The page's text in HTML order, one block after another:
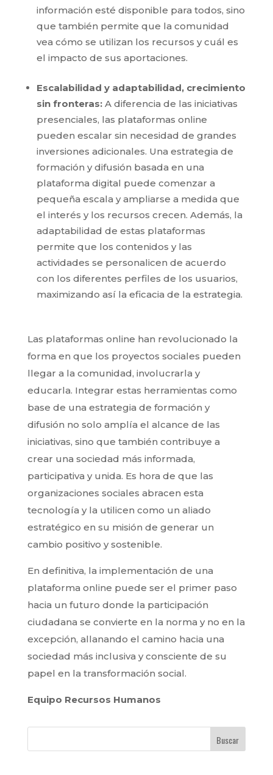
información esté disponible para todos, sino
que también permite que la comunidad
vea cómo se utilizan los recursos y cuál es
el impacto de sus aportaciones.
Escalabilidad y adaptabilidad, crecimiento
sin fronteras: A diferencia de las iniciativas
presenciales, las plataformas online
pueden escalar sin necesidad de grandes
inversiones adicionales. Una estrategia de
formación y difusión basada en una
plataforma digital puede comenzar a
pequeña escala y ampliarse a medida que
el interés y los recursos crecen. Además, la
adaptabilidad de estas plataformas
permite que los contenidos y las
actividades se personalicen de acuerdo
con los diferentes perfiles de los usuarios,
maximizando así la eficacia de la estrategia.
Las plataformas online han revolucionado la
forma en que los proyectos sociales pueden
llegar a la comunidad, involucrarla y
educarla. Integrar estas herramientas como
base de una estrategia de formación y
difusión no solo amplía el alcance de las
iniciativas, sino que también contribuye a
crear una sociedad más informada,
participativa y unida. Es hora de que las
organizaciones sociales abracen esta
tecnología y la utilicen como un aliado
estratégico en su misión de generar un
cambio positivo y sostenible.
En definitiva, la implementación de una
plataforma online puede ser el primer paso
hacia un futuro donde la participación
ciudadana se convierte en la norma y no en la
excepción, allanando el camino hacia una
sociedad más inclusiva y consciente de su
papel en la transformación social.
Equipo Recursos Humanos
Buscar